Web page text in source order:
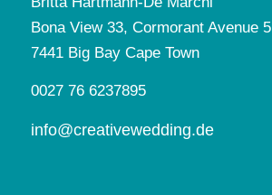
Bona View 33, Cormorant Avenue 5
7441 Big Bay Cape Town
0027 76 6237895
info@creativewedding.de